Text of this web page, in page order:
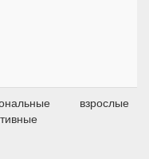
взрослые